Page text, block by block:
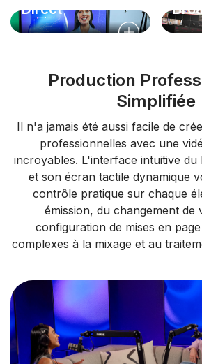
Direct
Production
Simplifiée
Il n'a jamais été aussi facile de
professionnelles avec une
incroyables. L'interface intuitive du
et son écran tactile dynamique
contrôle pratique sur chaque
émission, du changement de
configuration de mises en
complexes à la mixage et au